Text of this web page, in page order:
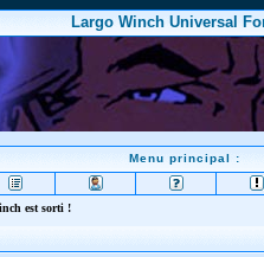
Largo Winch Universal
Menu principal :
est sorti !